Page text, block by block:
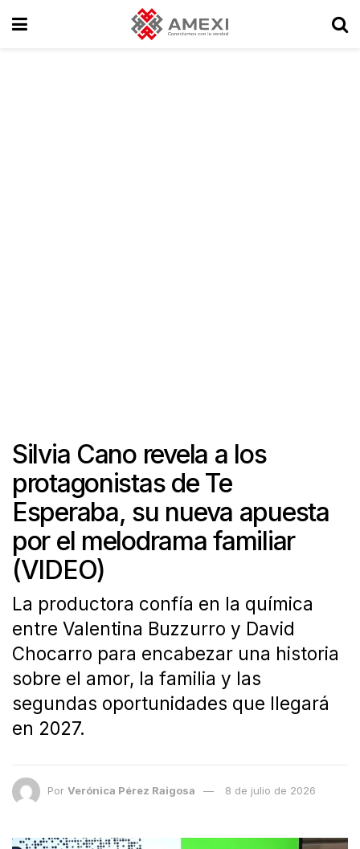
Silvia Cano revela a los
protagonistas de Te
Esperaba, su nueva apuesta
por el melodrama familiar
(VIDEO)
La productora confía en la química
entre Valentina Buzzurro y David
Chocarro para encabezar una historia
sobre el amor, la familia y las
segundas oportunidades que llegará
en 2027.
Por Verónica Pérez Raigosa 8 de julio de 2026